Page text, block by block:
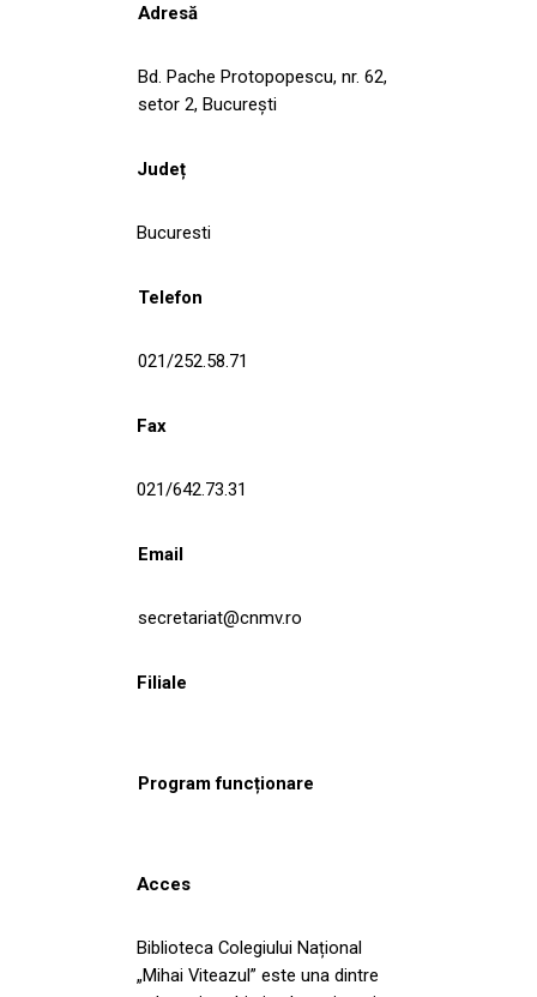
Adresă
Bd. Pache Protopopescu, nr. 62,
setor 2, București
Județ
Bucuresti
Telefon
021/252.58.71
Fax
021/642.73.31
Email
secretariat@cnmv.ro
Filiale
Program funcționare
Acces
Biblioteca Colegiului Național
„Mihai Viteazul” este una dintre